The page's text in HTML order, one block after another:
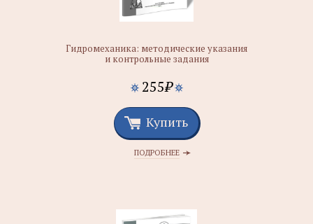
Гидромеханика: методические указания
и контрольные задания
255₽
Купить
ПОДРОБНЕЕ